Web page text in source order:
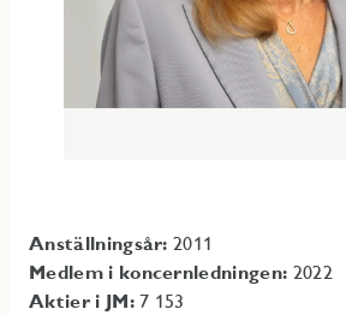
Anställningsår: 2011
Medlem i koncernledningen: 2022
Aktier i JM:7 153